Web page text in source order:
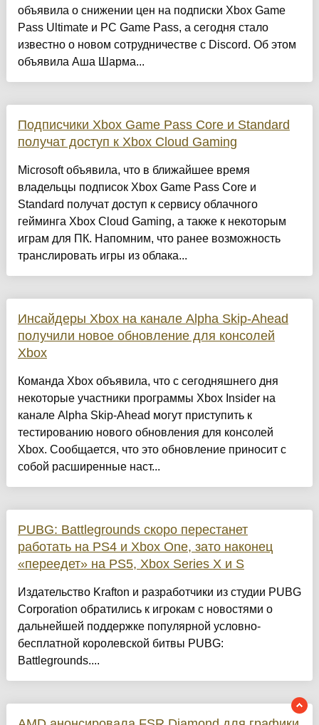
объявила о снижении цен на подписки Xbox Game
Pass Ultimate и PC Game Pass, а сегодня стало
известно о новом сотрудничестве с Discord. Об этом
объявила Аша Шарма...
Подписчики Xbox Game Pass Core и Standard
получат доступ к Xbox Cloud Gaming
Microsoft объявила, что в ближайшее время
владельцы подписок Xbox Game Pass Core и
Standard получат доступ к сервису облачного
гейминга Xbox Cloud Gaming, а также к некоторым
играм для ПК. Напомним, что ранее возможность
транслировать игры из облака...
Инсайдеры Xbox на канале Alpha Skip-Ahead
получили новое обновление для консолей
Xbox
Команда Xbox объявила, что с сегодняшнего дня
некоторые участники программы Xbox Insider на
канале Alpha Skip-Ahead могут приступить к
тестированию нового обновления для консолей
Xbox. Сообщается, что это обновление приносит с
собой расширенные наст...
PUBG: Battlegrounds скоро перестанет
работать на PS4 и Xbox One, зато наконец
«переедет» на PS5, Xbox Series X и S
Издательство Krafton и разработчики из студии PUBG
Corporation обратились к игрокам с новостями о
дальнейшей поддержке популярной условно-
бесплатной королевской битвы PUBG:
Battlegrounds....